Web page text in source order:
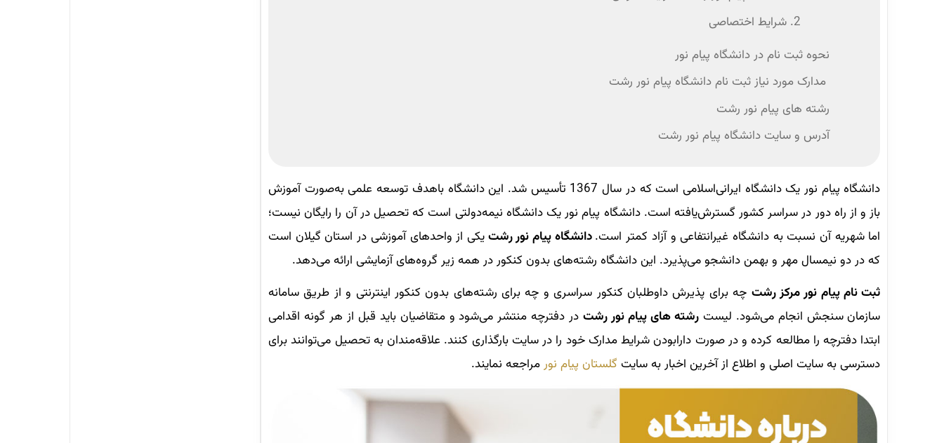
2. شرایط اختصاصی
نحوه ثبت نام در دانشگاه پیام نور
مدارک مورد نیاز ثبت نام دانشگاه پیام نور رشت
رشته‌ های پیام نور رشت
آدرس و سایت دانشگاه پیام نور رشت
دانشگاه پیام نور یک دانشگاه ایرانی‌اسلامی است که در سال 1367 تأسیس شد. این دانشگاه باهدف توسعه علمی به‌صورت آموزش
باز و از راه دور در سراسر کشور گسترش‌یافته است. دانشگاه پیام نور یک دانشگاه نیمه‌دولتی است که تحصیل در آن را رایگان نیست؛
اما شهریه آن نسبت به دانشگاه غیرانتفاعی و آزاد کمتر است.دانشگاه پیام نور رشتیکی از واحدهای آموزشی در استان گیلان است
که در دو نیمسال مهر و بهمن دانشجو می‌پذیرد. این دانشگاه رشته‌های بدون کنکور در همه زیر گروه‌های آزمایشی ارائه می‌دهد.
ثبت نام پیام نور مرکز رشت چه برای پذیرش داوطلبان کنکور سراسری و چه برای رشته‌های بدون کنکور اینترنتی و از طریق سامانه
سازمان سنجش انجام می‌شود. لیسترشته ‌های پیام نور رشتدر دفترچه منتشر می‌شود و متقاضیان باید قبل از هر گونه اقدامی
ابتدا دفترچه را مطالعه کرده و در صورت دارابودن شرایط مدارک خود را در سایت بارگذاری کنند. علاقه‌مندان به تحصیل می‌توانند برای
دسترسی به سایت اصلی و اطلاع از آخرین اخبار به سایت گلستان پیام نورمراجعه نمایند.